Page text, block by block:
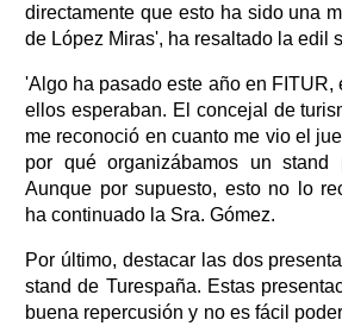
directamente que esto ha sido una
de López Miras', ha resaltado la edil
'Algo ha pasado este año en FITUR,
ellos esperaban. El concejal de
me reconoció en cuanto me vio el
por qué organizábamos un
Aunque por supuesto, esto no lo
ha continuado la Sra. Gómez.
Por último, destacar las dos
stand de Turespaña. Estas
buena repercusión y no es fácil